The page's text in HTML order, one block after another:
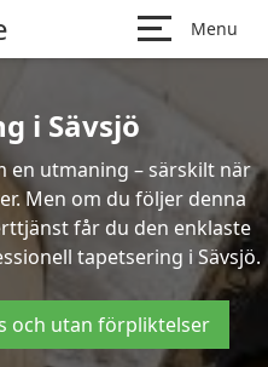
Menu
i Sävsjö
en utmaning – särskilt när
Men om du följer denna
får du den enklaste
tapetsering i Sävsjö.
och utan förpliktelser